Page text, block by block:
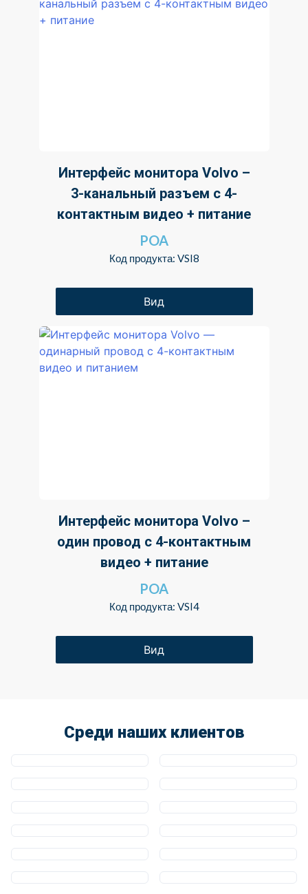
Интерфейс монитора Volvo –
3-канальный разъем с 4-
контактным видео + питание
POA
Код продукта: VSI8
Вид
Интерфейс монитора Volvo –
один провод с 4-контактным
видео + питание
POA
Код продукта: VSI4
Вид
Среди наших клиентов